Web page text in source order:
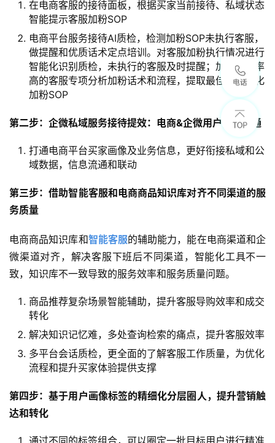
在电商客服的接待面板，根据买家当前接待、私域状态
智能提示客服加粉SOP
电商平台服务接待AI质检，检测加粉SOP未执行客服，
做提醒和优质话术定点培训。对客服加粉执行情况进行
智能化识别质检，未执行的客服及时提醒；加粉成功率
高的客服专项分析加粉话术和流程，提取最佳实践优化
加粉SOP
第二步：企微私域服务接待提效：电商&企微用户信息打通
打通电商平台买家画像及业务信息，更好衔接私域和公
域数据，信息流通和联动
第三步：借助智能客服和电商商品知识库对齐不同渠道的服
务质量
电商商品知识库和智能客服的辅助能力，能在电商渠道和企
微渠道对齐，解决客服下班后不同渠道，智能化工具不一
致，知识库不一致导致的服务效率和服务质量问题。
商品推荐复杂场景智能辅助，提升客服导购效率和成交
转化
解决知识记忆难，多处查询检索的痛点，提升客服效率
多平台会话质检，更全面的了解客服工作质量，为优化
流程和提升买家体验提供支撑
第四步：基于用户画像标签的精细化分层圈人，提升营销触
达和转化